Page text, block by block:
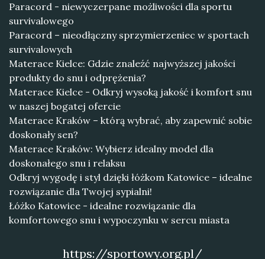
Paracord - niewyczerpane możliwości dla sportu
survivalowego
Paracord – nieodłączny sprzymierzeniec w sportach
survivalowych
Materace Kielce: Gdzie znaleźć najwyższej jakości
produkty do snu i odprężenia?
Materace Kielce - Odkryj wysoką jakość i komfort snu
w naszej bogatej ofercie
Materace Kraków – którą wybrać, aby zapewnić sobie
doskonały sen?
Materace Kraków: Wybierz idealny model dla
doskonałego snu i relaksu
Odkryj wygodę i styl dzięki łóżkom Katowice – idealne
rozwiązanie dla Twojej sypialni!
Łóżko Katowice - idealne rozwiązanie dla
komfortowego snu i wypoczynku w sercu miasta
https://sportowy.org.pl/